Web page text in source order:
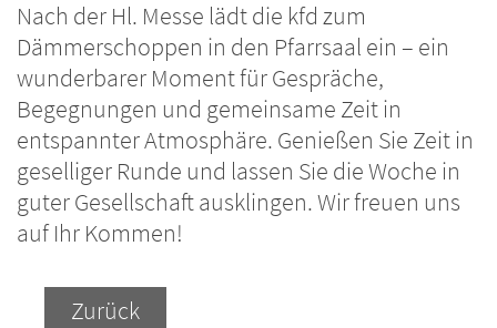
Nach der Hl. Messe lädt die kfd zum
Dämmerschoppen in den Pfarrsaal ein – ein
wunderbarer Moment für Gespräche,
Begegnungen und gemeinsame Zeit in
entspannter Atmosphäre. Genießen Sie Zeit in
geselliger Runde und lassen Sie die Woche in
guter Gesellschaft ausklingen. Wir freuen uns
auf Ihr Kommen!
Zurück